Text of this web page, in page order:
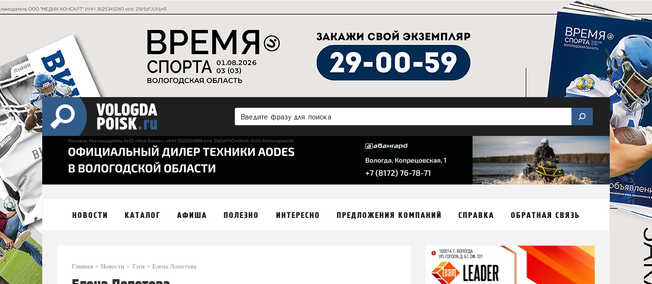
НОВОСТИ КАТАЛОГ АФИША ПОЛЕЗНО ИНТЕРЕСНО ПРЕДЛОЖЕНИЯ КОМПАНИЙ СПРАВКА ОБРАТНАЯ СВЯЗЬ
Главная Новости Тэги Елена Лопотова